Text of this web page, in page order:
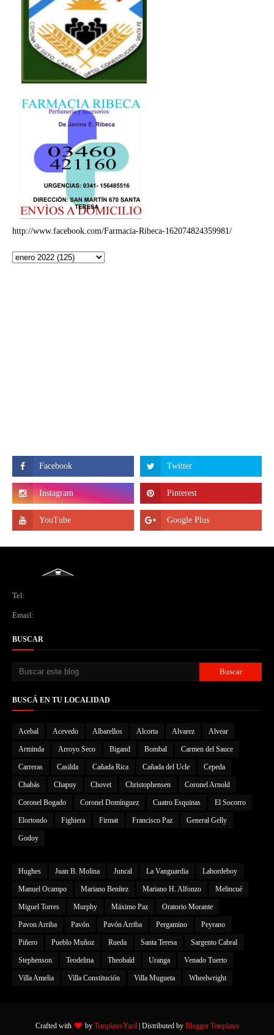
http://www.facebook.com/Farmacia-Ribeca-162074824359981/
Tel:
Email:
BUSCAR
BUSCÁ EN TU LOCALIDAD
Acebal Acevedo Albarellos Alcorta Alvarez Alvear
Arminda Arroyo Seco Bigand Bombal Carmen del Sauce
Carreras Casilda Cañada Rica Cañada del Ucle Cepeda
Chabás Chapuy Chovet Christophensen Coronel Arnold
Coronel Bogado Coronel Domínguez Cuatro Esquinas El Socorro
Elortondo Fighiera Firmat Francisco Paz General Gelly
Godoy
Hughes Juan B. Molina Juncal La Vanguardia Labordeboy
Manuel Ocampo Mariano Benítez Mariano H. Alfonzo Melincué
Miguel Torres Murphy Máximo Paz Oratorio Morante
Pavon Arriba Pavón Pavón Arriba Pergamino Peyrano
Piñero Pueblo Muñoz Rueda Santa Teresa Sargento Cabral
Stephenson Teodelina Theobald Uranga Venado Tuerto
Villa Amelia Villa Constitución Villa Mugueta Wheelwright
Crafted with by TemplatesYard| Distributed by Blogger Templates